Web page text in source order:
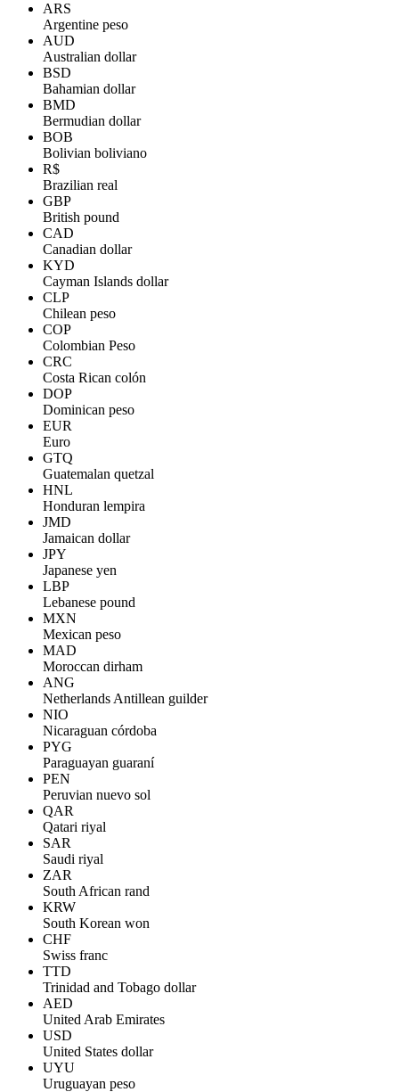
ARS
Argentine peso
AUD
Australian dollar
BSD
Bahamian dollar
BMD
Bermudian dollar
BOB
Bolivian boliviano
R$
Brazilian real
GBP
British pound
CAD
Canadian dollar
KYD
Cayman Islands dollar
CLP
Chilean peso
COP
Colombian Peso
CRC
Costa Rican colón
DOP
Dominican peso
EUR
Euro
GTQ
Guatemalan quetzal
HNL
Honduran lempira
JMD
Jamaican dollar
JPY
Japanese yen
LBP
Lebanese pound
MXN
Mexican peso
MAD
Moroccan dirham
ANG
Netherlands Antillean guilder
NIO
Nicaraguan córdoba
PYG
Paraguayan guaraní
PEN
Peruvian nuevo sol
QAR
Qatari riyal
SAR
Saudi riyal
ZAR
South African rand
KRW
South Korean won
CHF
Swiss franc
TTD
Trinidad and Tobago dollar
AED
United Arab Emirates
USD
United States dollar
UYU
Uruguayan peso